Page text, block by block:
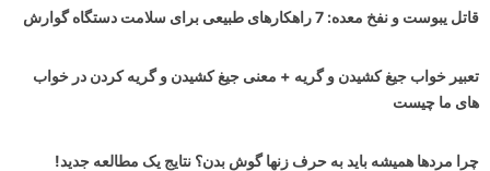
قاتل یبوست و نفخ معده: 7 راهکارهای طبیعی برای سلامت دستگاه گوارش
تعبیر خواب جیغ کشیدن و گریه + معنی جیغ کشیدن و گریه کردن در خواب
های ما چیست
چرا مردها همیشه باید به حرف زنها گوش بدن؟ نتایج یک مطالعه جدید!